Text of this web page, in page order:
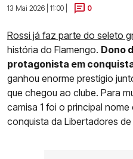
13 Mai 2026 | 11:00 |
0
Rossi já faz parte do seleto
história do Flamengo. Dono
protagonista em
ganhou enorme prestígio
que chegou ao clube. Para
camisa 1 foi o principal
conquista da Libertadores